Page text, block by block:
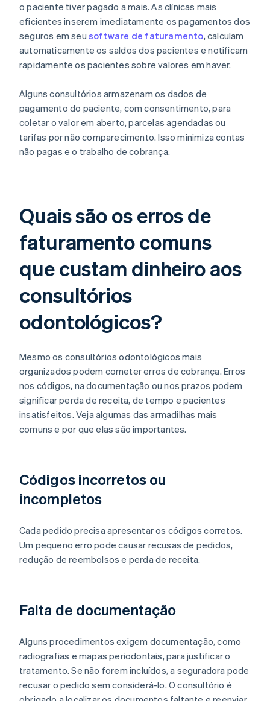
o paciente tiver pagado a mais. As clínicas mais
eficientes inserem imediatamente os pagamentos dos
seguros em seu software de faturamento, calculam
automaticamente os saldos dos pacientes e notificam
rapidamente os pacientes sobre valores em haver.
Alguns consultórios armazenam os dados de
pagamento do paciente, com consentimento, para
coletar o valor em aberto, parcelas agendadas ou
tarifas por não comparecimento. Isso minimiza contas
não pagas e o trabalho de cobrança.
Quais são os erros de
faturamento comuns
que custam dinheiro aos
consultórios
odontológicos?
Mesmo os consultórios odontológicos mais
organizados podem cometer erros de cobrança. Erros
nos códigos, na documentação ou nos prazos podem
significar perda de receita, de tempo e pacientes
insatisfeitos. Veja algumas das armadilhas mais
comuns e por que elas são importantes.
Códigos incorretos ou
incompletos
Cada pedido precisa apresentar os códigos corretos.
Um pequeno erro pode causar recusas de pedidos,
redução de reembolsos e perda de receita.
Falta de documentação
Alguns procedimentos exigem documentação, como
radiografias e mapas periodontais, para justificar o
tratamento. Se não forem incluídos, a seguradora pode
recusar o pedido sem considerá-lo. O consultório é